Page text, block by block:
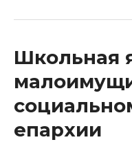
Школьная
епархии